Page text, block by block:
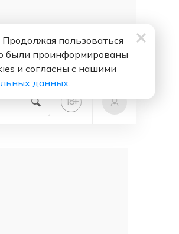
18+
пользоваться
были проинформированы
и согласны с нашими
данных.